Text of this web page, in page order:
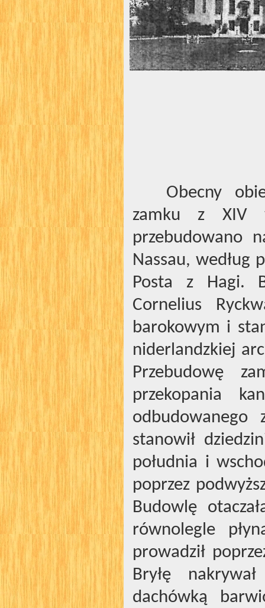
Obecny
zamku z XIV
przebudowano
Nassau, według
Posta z Hagi.
Cornelius
barokowym i
niderlandzkiej
Przebudowę
przekopania
odbudowanego
stanowił
południa i
poprzez
Budowlę
równolegle
prowadził
Bryłę
dachówką